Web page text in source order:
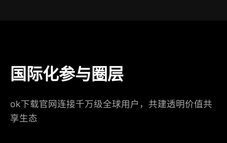
国际化参与圈层
ok下载官网连接千万级全球用户，共建透明价值共
享生态